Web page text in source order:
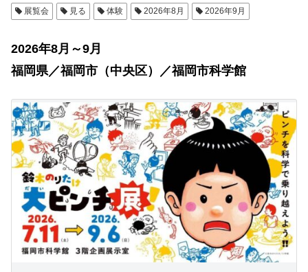
展覧会 見る 体験 2026年8月 2026年9月
2026年8月～9月
福岡県／福岡市（中央区）／福岡市科学館